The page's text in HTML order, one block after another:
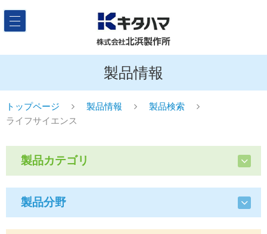
製品情報
トップページ 製品情報
製品検索
ライフサイエンス
製品カテゴリ
製品分野